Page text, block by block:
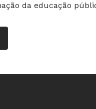
da educação